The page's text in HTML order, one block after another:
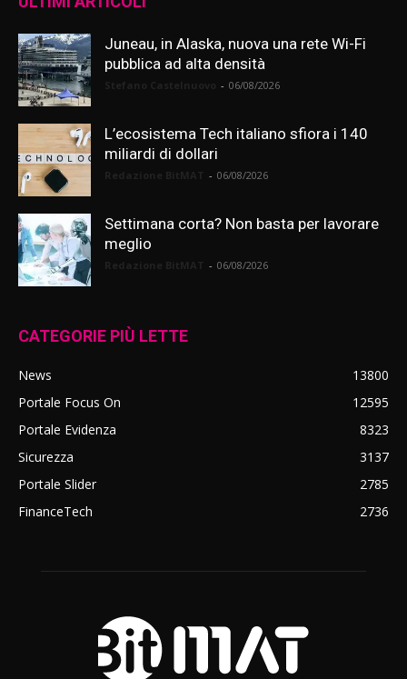
Juneau, in Alaska, nuova una rete Wi-Fi
pubblica ad alta densità
- 06/08/2026
L’ecosistema Tech italiano sfiora i 140
miliardi di dollari
- 06/08/2026
Settimana corta? Non basta per lavorare
meglio
- 06/08/2026
CATEGORIE PIÙ LETTE
News
13800
Portale Focus On
12595
Portale Evidenza
8323
Sicurezza
3137
Portale Slider
2785
FinanceTech
2736